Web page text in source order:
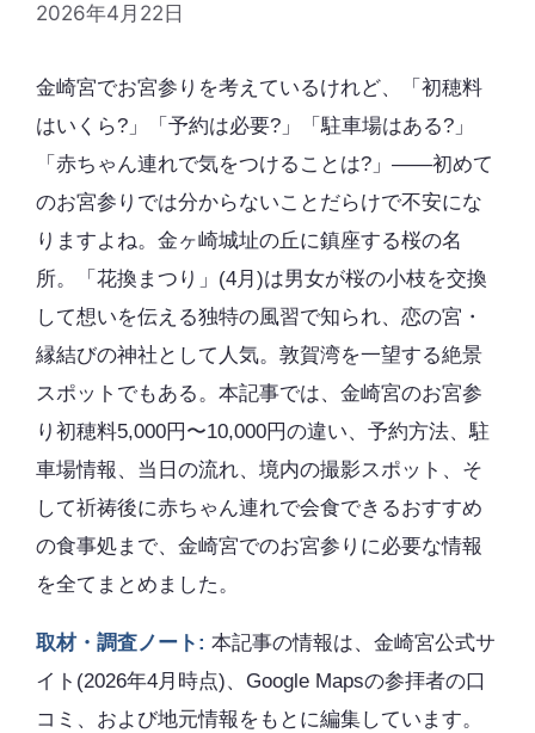
2026年4月22日
金崎宮でお宮参りを考えているけれど、「初穂料
はいくら?」「予約は必要?」「駐車場はある?」
「赤ちゃん連れで気をつけることは?」――初めて
のお宮参りでは分からないことだらけで不安にな
りますよね。金ヶ崎城址の丘に鎮座する桜の名
所。「花換まつり」(4月)は男女が桜の小枝を交換
して想いを伝える独特の風習で知られ、恋の宮・
縁結びの神社として人気。敦賀湾を一望する絶景
スポットでもある。本記事では、金崎宮のお宮参
り初穂料5,000円〜10,000円の違い、予約方法、駐
車場情報、当日の流れ、境内の撮影スポット、そ
して祈祷後に赤ちゃん連れで会食できるおすすめ
の食事処まで、金崎宮でのお宮参りに必要な情報
を全てまとめました。
取材・調査ノート: 本記事の情報は、金崎宮公式サ
イト(2026年4月時点)、Google Mapsの参拝者の口
コミ、および地元情報をもとに編集しています。